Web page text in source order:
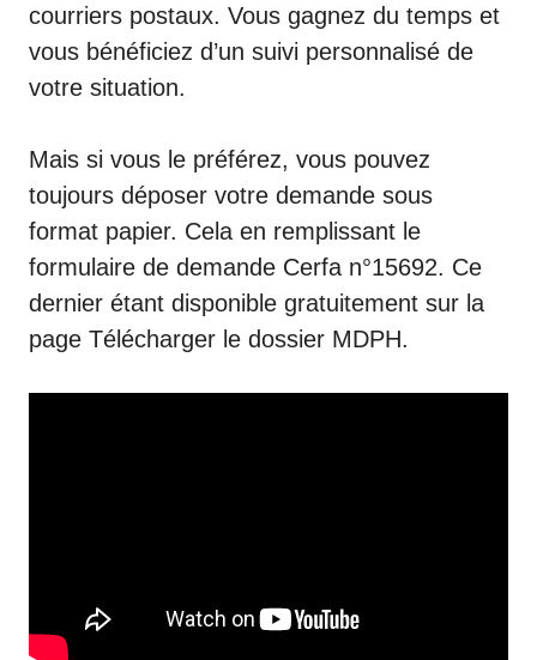
courriers postaux. Vous gagnez du temps et
vous bénéficiez d’un suivi personnalisé de
votre situation.
Mais si vous le préférez, vous pouvez
toujours déposer votre demande sous
format papier. Cela en remplissant le
formulaire de demande Cerfa n°15692. Ce
dernier étant disponible gratuitement sur la
page Télécharger le dossier MDPH.